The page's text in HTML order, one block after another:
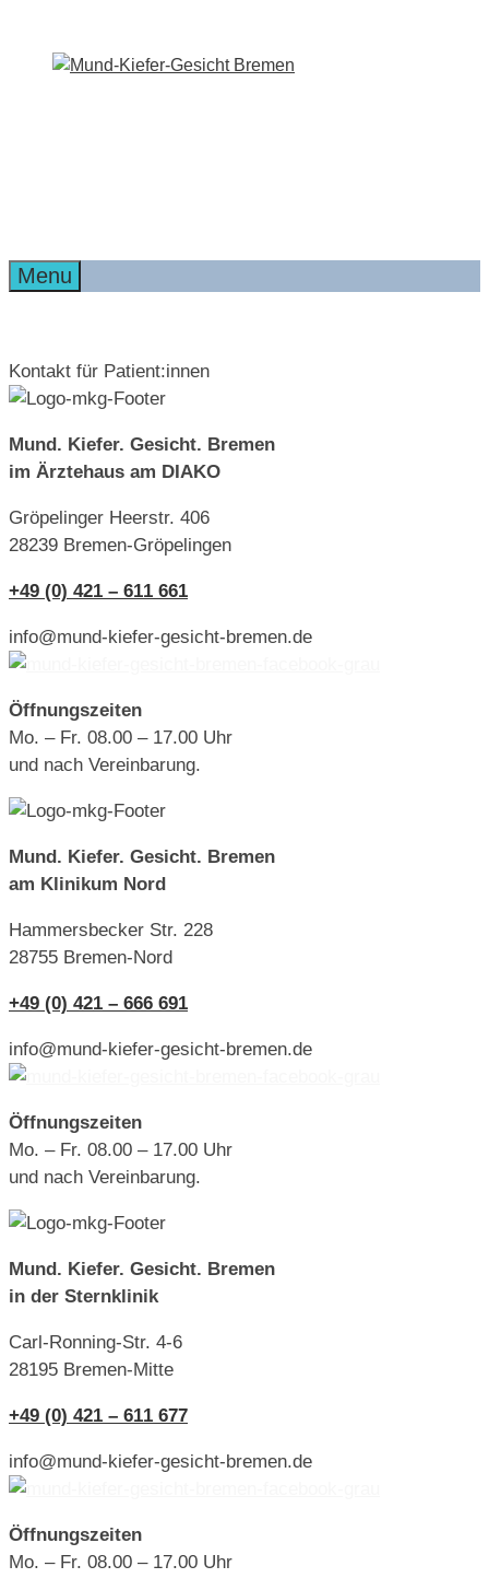
springen
Menu
Kontakt für Patient:innen
Mund. Kiefer. Gesicht. Bremen
im Ärztehaus am DIAKO
Gröpelinger Heerstr. 406
28239 Bremen-Gröpelingen
+49 (0) 421 – 611 661
info@mund-kiefer-gesicht-bremen.de
Öffnungszeiten
Mo. – Fr. 08.00 – 17.00 Uhr
und nach Vereinbarung.
Mund. Kiefer. Gesicht. Bremen
am Klinikum Nord
Hammersbecker Str. 228
28755 Bremen-Nord
+49 (0) 421 – 666 691
info@mund-kiefer-gesicht-bremen.de
Öffnungszeiten
Mo. – Fr. 08.00 – 17.00 Uhr
und nach Vereinbarung.
Mund. Kiefer. Gesicht. Bremen
in der Sternklinik
Carl-Ronning-Str. 4-6
28195 Bremen-Mitte
+49 (0) 421 – 611 677
info@mund-kiefer-gesicht-bremen.de
Öffnungszeiten
Mo. – Fr. 08.00 – 17.00 Uhr